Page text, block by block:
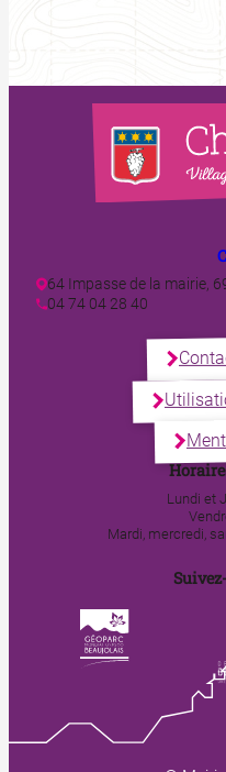
64 Impasse de la mairie,
04 74 04 28 40
Lundi et
Mardi, mercredi,